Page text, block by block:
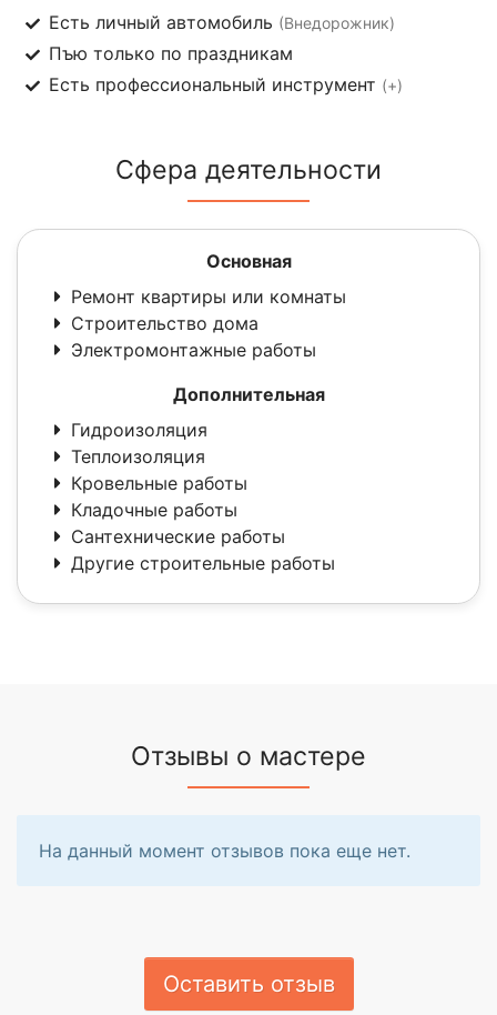
Есть личный автомобиль (Внедорожник)
Пъю только по праздникам
Есть профессиональный инструмент (+)
Сфера деятельности
Основная
Ремонт квартиры или комнаты
Строительство дома
Электромонтажные работы
Дополнительная
Гидроизоляция
Теплоизоляция
Кровельные работы
Кладочные работы
Сантехнические работы
Другие строительные работы
Отзывы о мастере
На данный момент отзывов пока еще нет.
Оставить отзыв